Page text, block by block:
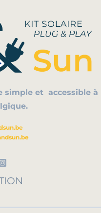
simple et accessible à